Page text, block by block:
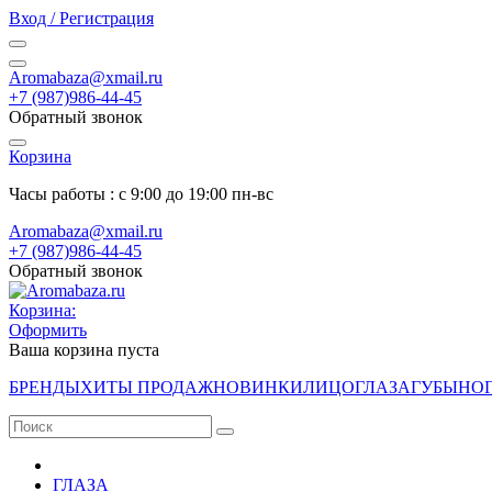
Вход / Регистрация
Aromabaza@xmail.ru
+7 (987)986-44-45
Обратный звонок
Корзина
Часы работы : с 9:00 до 19:00 пн-вс
Aromabaza@xmail.ru
+7 (987)986-44-45
Обратный звонок
Корзина:
Оформить
Ваша корзина пуста
БРЕНДЫХИТЫ ПРОДАЖНОВИНКИЛИЦОГЛАЗАГУБЫ
ГЛАЗА